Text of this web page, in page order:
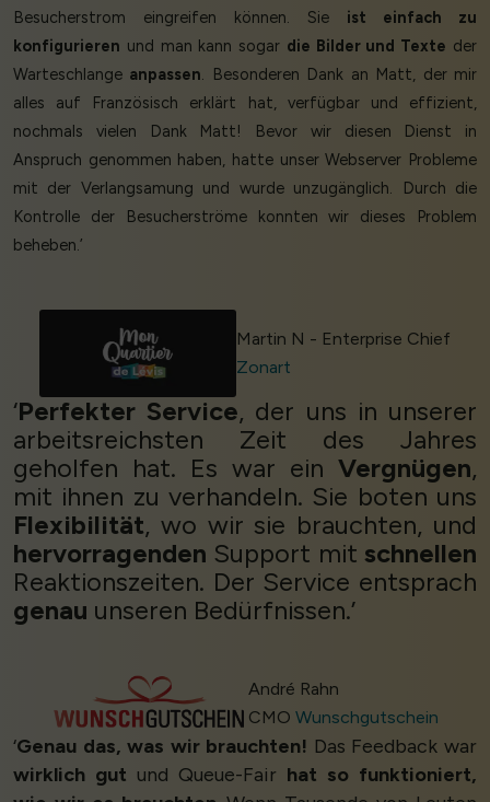
Besucherstrom eingreifen können. Sie ist einfach zu
konfigurieren und man kann sogar die Bilder und Texte der
Warteschlange anpassen. Besonderen Dank an Matt, der mir
alles auf Französisch erklärt hat, verfügbar und effizient,
nochmals vielen Dank Matt! Bevor wir diesen Dienst in
Anspruch genommen haben, hatte unser Webserver Probleme
mit der Verlangsamung und wurde unzugänglich. Durch die
Kontrolle der Besucherströme konnten wir dieses Problem
beheben.’
Martin N - Enterprise Chief
Zonart
‘Perfekter Service, der uns in unserer
arbeitsreichsten Zeit des Jahres
geholfen hat. Es war ein Vergnügen,
mit ihnen zu verhandeln. Sie boten uns
Flexibilität, wo wir sie brauchten, und
hervorragenden Support mit schnellen
Reaktionszeiten. Der Service entsprach
genau unseren Bedürfnissen.’
André Rahn
CMO Wunschgutschein
‘Genau das, was wir brauchten! Das Feedback war
wirklich gut und Queue-Fair hat so funktioniert,